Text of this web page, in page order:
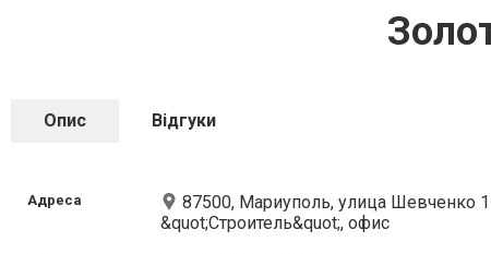
Опис Відгуки
Адреса
87500, Мариуполь, улица Шевченко
&quot;Строитель&quot;, офис